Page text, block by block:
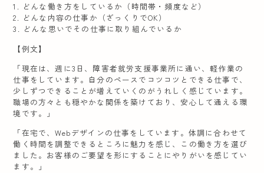
1. どんな働き方をしているか（時間帯・頻度など）
2. どんな内容の仕事か（ざっくりでOK）
3. どんな思いでその仕事に取り組んでいるか
【例文】
「現在は、週に3日、障害者就労支援事業所に通い、軽作業の
仕事をしています。自分のペースでコツコツとできる仕事で、
少しずつできることが増えていくのがうれしく感じています。
職場の方々とも穏やかな関係を築けており、安心して通える環
境です。」
「在宅で、Webデザインの仕事をしています。体調に合わせて
働く時間を調整できるところに魅力を感じ、この働き方を選び
ました。お客様のご要望を形にすることにやりがいを感じてい
ます。」